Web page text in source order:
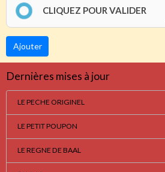
CLIQUEZ POUR VALIDER
Ajouter
Dernières mises à jour
LE PECHE ORIGINEL
LE PETIT POUPON
LE REGNE DE BAAL